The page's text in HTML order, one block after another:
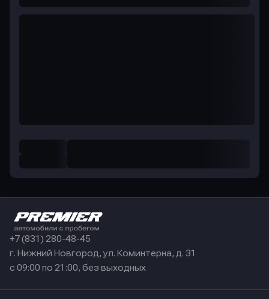
+7 (831) 280-48-45
г. Нижний Новгород, ул. Коминтерна, д. 31
с 09:00 по 21:00, без выходных